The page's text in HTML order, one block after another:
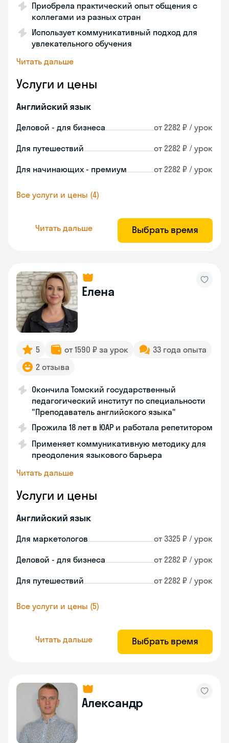
Приобрела практический опыт общения с
коллегами из разных стран
Использует коммуникативный подход для
увлекательного обучения
Читать дальше
Услуги и цены
Английский язык
Деловой - для бизнеса от 2282 ₽ / урок
Для путешествий от 2282 ₽ / урок
Для начинающих - премиум от 2282 ₽ / урок
Все услуги и цены (4)
Читать дальше Выбрать время
Елена
5 от 1590 ₽ за урок
33 года опыта
2 отзыва
Окончила Томский государственный
педагогический институт по специальности
"Преподаватель английского языка"
Прожила 18 лет в ЮАР и работала репетитором
Применяет коммуникативную методику для
преодоления языкового барьера
Читать дальше
Услуги и цены
Английский язык
Для маркетологов от 3325 ₽ / урок
Деловой - для бизнеса от 2282 ₽ / урок
Для путешествий от 2282 ₽ / урок
Все услуги и цены (5)
Читать дальше Выбрать время
Александр